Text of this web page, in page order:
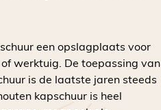
een opslagplaats voor
werktuig. De toepassing van
is de laatste jaren steeds
kapschuur is heel